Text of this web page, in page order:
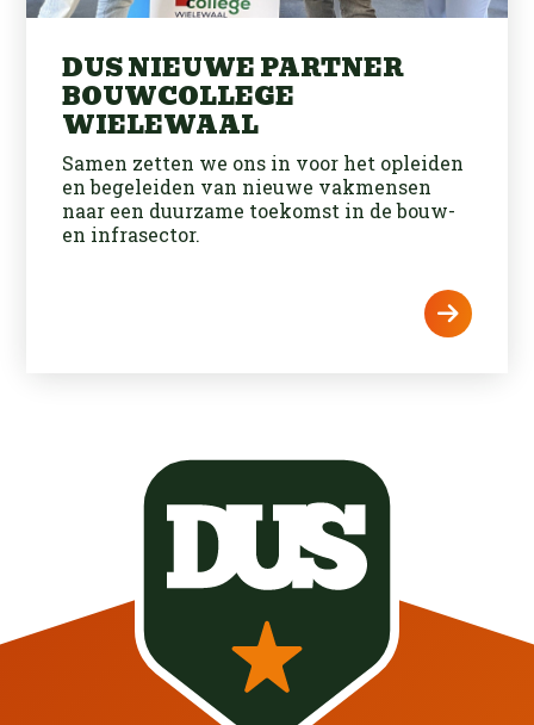
DUS NIEUWE PARTNER
BOUWCOLLEGE
WIELEWAAL
Samen zetten we ons in voor het opleiden
en begeleiden van nieuwe vakmensen
naar een duurzame toekomst in de bouw-
en infrasector.